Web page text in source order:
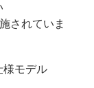
されていま
様モデル